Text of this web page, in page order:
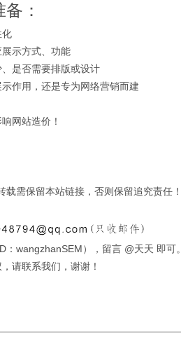
：
化
示方式、功能
是否需要排版或设计
作用，还是专为网络营销而建
网站造价！
载需保留本站链接，否则保留追究责任！
wangzhanSEM），留言 @天天 即可。
请联系我们，谢谢！